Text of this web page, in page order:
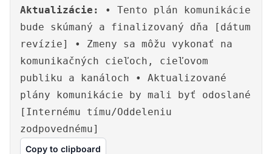
Aktualizácie:
• Tento plán komunikácie
bude skúmaný a finalizovaný dňa [dátum
revízie] • Zmeny sa môžu vykonať na
komunikačných cieľoch, cieľovom
publiku a kanáloch • Aktualizované
plány komunikácie by mali byť odoslané
[Internému tímu/Oddeleniu
zodpovednému]
Copy to clipboard